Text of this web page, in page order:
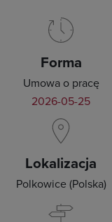
Forma
Umowa o pracę
2026-05-25
Lokalizacja
Polkowice (Polska)